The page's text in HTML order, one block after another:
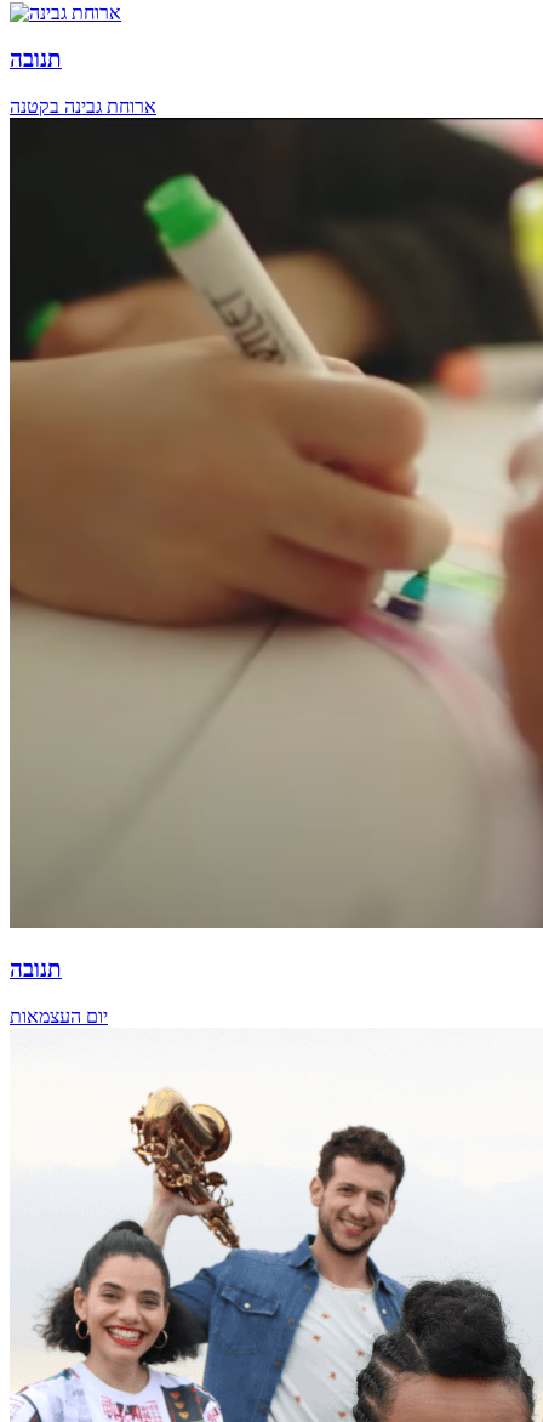
תנובה
ארוחת גבינה בקטנה
תנובה
יום העצמאות